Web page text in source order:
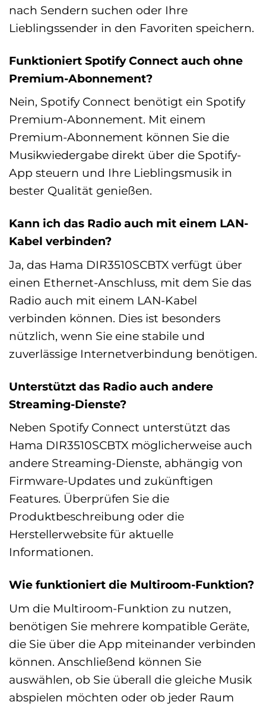
nach Sendern suchen oder Ihre
Lieblingssender in den Favoriten speichern.
Funktioniert Spotify Connect auch ohne
Premium-Abonnement?
Nein, Spotify Connect benötigt ein Spotify
Premium-Abonnement. Mit einem
Premium-Abonnement können Sie die
Musikwiedergabe direkt über die Spotify-
App steuern und Ihre Lieblingsmusik in
bester Qualität genießen.
Kann ich das Radio auch mit einem LAN-
Kabel verbinden?
Ja, das Hama DIR3510SCBTX verfügt über
einen Ethernet-Anschluss, mit dem Sie das
Radio auch mit einem LAN-Kabel
verbinden können. Dies ist besonders
nützlich, wenn Sie eine stabile und
zuverlässige Internetverbindung benötigen.
Unterstützt das Radio auch andere
Streaming-Dienste?
Neben Spotify Connect unterstützt das
Hama DIR3510SCBTX möglicherweise auch
andere Streaming-Dienste, abhängig von
Firmware-Updates und zukünftigen
Features. Überprüfen Sie die
Produktbeschreibung oder die
Herstellerwebsite für aktuelle
Informationen.
Wie funktioniert die Multiroom-Funktion?
Um die Multiroom-Funktion zu nutzen,
benötigen Sie mehrere kompatible Geräte,
die Sie über die App miteinander verbinden
können. Anschließend können Sie
auswählen, ob Sie überall die gleiche Musik
abspielen möchten oder ob jeder Raum